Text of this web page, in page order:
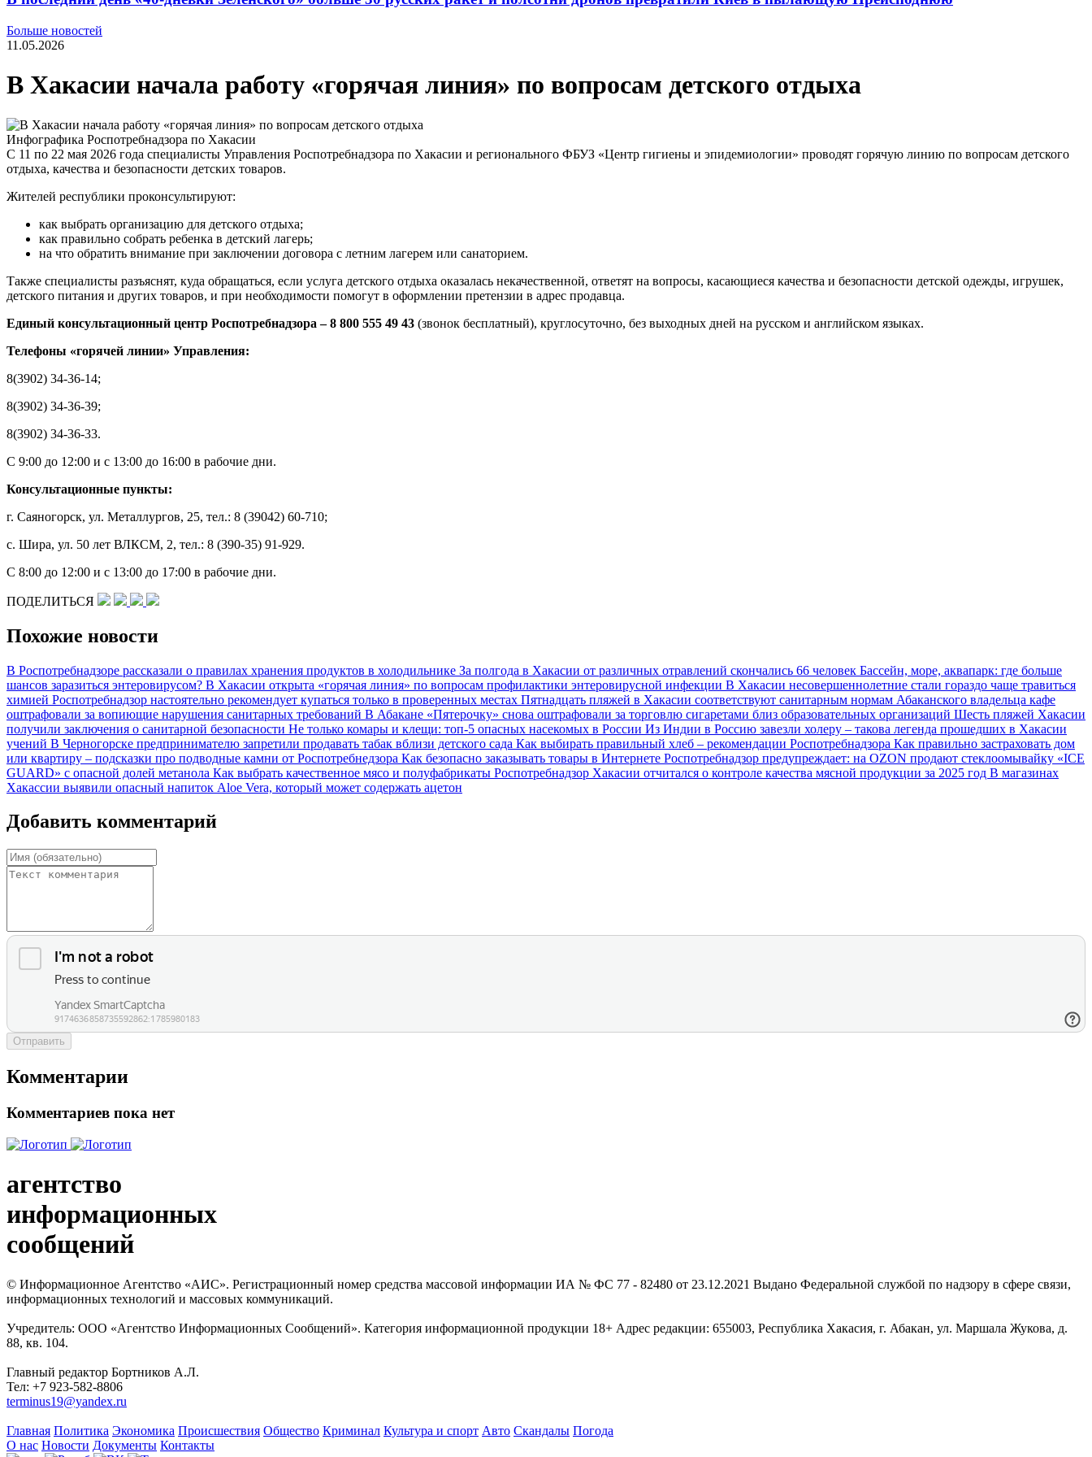
Больше новостей
11.05.2026
В Хакасии начала работу «горячая линия» по вопросам детского отдыха
Инфографика Роспотребнадзора по Хакасии
С 11 по 22 мая 2026 года специалисты Управления Роспотребнадзора по Хакасии и регионального ФБУЗ «Центр гигиены и эпидемиологии» проводят горячую линию по вопросам детского
отдыха, качества и безопасности детских товаров.
Жителей республики проконсультируют:
как выбрать организацию для детского отдыха;
как правильно собрать ребенка в детский лагерь;
на что обратить внимание при заключении договора с летним лагерем или санаторием.
Также специалисты разъяснят, куда обращаться, если услуга детского отдыха оказалась некачественной, ответят на вопросы, касающиеся качества и безопасности детской одежды, игрушек,
детского питания и других товаров, и при необходимости помогут в оформлении претензии в адрес продавца.
Единый консультационный центр Роспотребнадзора –8 800 555 49 43 (звонок бесплатный), круглосуточно, без выходных дней на русском и английском языках.
Телефоны «горячей линии» Управления:
8(3902) 34-36-14;
8(3902) 34-36-39;
8(3902) 34-36-33.
С 9:00 до 12:00 и с 13:00 до 16:00 в рабочие дни.
Консультационные пункты:
г. Саяногорск, ул. Металлургов, 25, тел.: 8 (39042) 60-710;
с. Шира, ул. 50 лет ВЛКСМ, 2, тел.: 8 (390-35) 91-929.
С 8:00 до 12:00 и с 13:00 до 17:00 в рабочие дни.
ПОДЕЛИТЬСЯ
Похожие новости
В Роспотребнадзоре рассказали о правилах хранения продуктов в холодильнике За полгода в Хакасии от различных отравлений скончались 66 человек Бассейн, море, аквапарк: где больше
шансов заразиться энтеровирусом? В Хакасии открыта «горячая линия» по вопросам профилактики энтеровирусной инфекции В Хакасии несовершеннолетние стали гораздо чаще травиться
химией Роспотребнадзор настоятельно рекомендует купаться только в проверенных местах Пятнадцать пляжей в Хакасии соответствуют санитарным нормам Абаканского владельца кафе
оштрафовали за вопиющие нарушения санитарных требований В Абакане «Пятерочку» снова оштрафовали за торговлю сигаретами близ образовательных организаций Шесть пляжей Хакасии
получили заключения о санитарной безопасности Не только комары и клещи: топ-5 опасных насекомых в России Из Индии в Россию завезли холеру – такова легенда прошедших в Хакасии
учений В Черногорске предпринимателю запретили продавать табак вблизи детского сада Как выбирать правильный хлеб – рекомендации Роспотребнадзора Как правильно застраховать дом
или квартиру – подсказки про подводные камни от Роспотребнедзора Как безопасно заказывать товары в Интернете Роспотребнадзор предупреждает: на OZON продают стеклоомывайку «ICE
GUARD» с опасной долей метанола Как выбрать качественное мясо и полуфабрикаты Роспотребнадзор Хакасии отчитался о контроле качества мясной продукции за 2025 год В магазинах
Хакассии выявили опасный напиток Aloe Vera, который может содержать ацетон
Добавить комментарий
Отправить
Комментарии
Комментариев пока нет
агентство
информационных
сообщений
© Информационное Агентство «АИС». Регистрационный номер средства массовой информации ИА № ФС 77 - 82480 от 23.12.2021 Выдано Федеральной службой по надзору в сфере связи,
информационных технологий и массовых коммуникаций.
Учредитель: ООО «Агентство Информационных Сообщений». Категория информационной продукции 18+ Адрес редакции: 655003, Республика Хакасия, г. Абакан, ул. Маршала Жукова, д.
88, кв. 104.
Главный редактор Бортников А.Л.
Тел: +7 923-582-8806
terminus19@yandex.ru
Главная Политика Экономика Происшествия Общество Криминал Культура и спорт Авто Скандалы Погода
О нас Новости Документы Контакты